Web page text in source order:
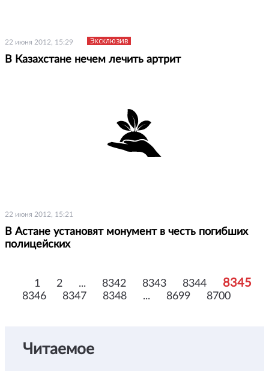
22 июня 2012, 15:29 Эксклюзив
В Казахстане нечем лечить артрит
22 июня 2012, 15:21
В Астане установят монумент в честь погибших
полицейских
1 2 ... 8342 8343 8344 8345
8346 8347 8348 ... 8699 8700
Читаемое